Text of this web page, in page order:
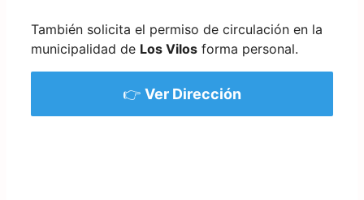
También solicita el permiso de circulación en la
municipalidad de Los Vilos forma personal.
👉 Ver Dirección